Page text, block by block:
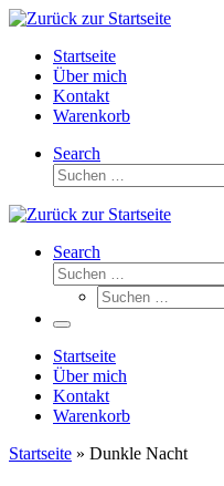
Zum
springenStartseite
Über mich
Kontakt
Warenkorb
Search
Suche
Search
Suche
Suche
Menü
Startseite
Über mich
Kontakt
Warenkorb
Startseite » Dunkle Nacht